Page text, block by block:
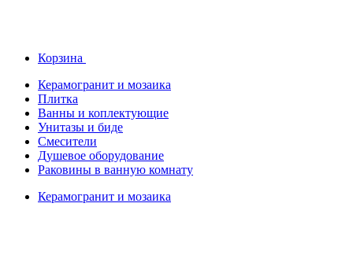
Корзина
Керамогранит и мозаика
Плитка
Ванны и коплектующие
Унитазы и биде
Смесители
Душевое оборудование
Раковины в ванную комнату
Керамогранит и мозаика